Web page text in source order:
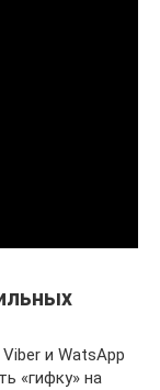
и WatsApp
«гифку» на